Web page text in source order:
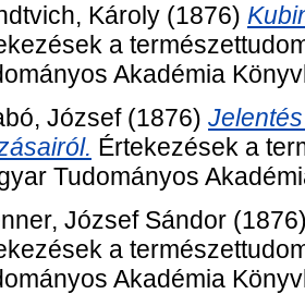
Károly (1876)
a
Akadémia
József(1876)
Értekezések a
Tudományos
József Sándor
a
Akadémia